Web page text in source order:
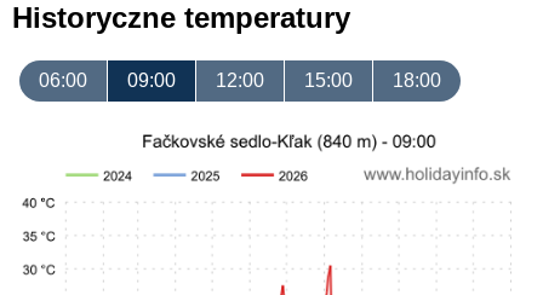
Historyczne temperatury
06:00 09:00 12:00 15:00 18:00